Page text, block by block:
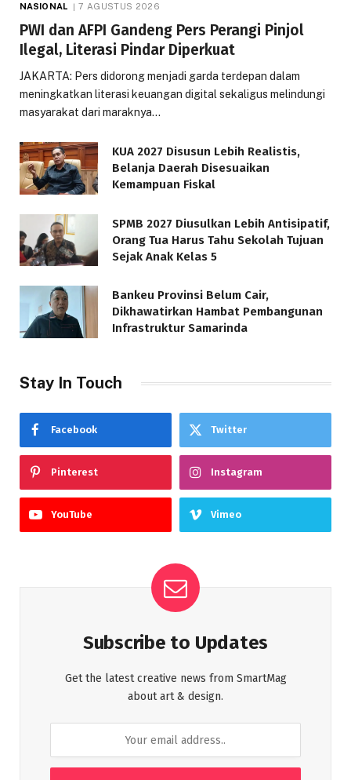
NASIONAL 7 AGUSTUS 2026
PWI dan AFPI Gandeng Pers Perangi Pinjol
Ilegal, Literasi Pindar Diperkuat
JAKARTA: Pers didorong menjadi garda terdepan dalam
meningkatkan literasi keuangan digital sekaligus melindungi
masyarakat dari maraknya…
KUA 2027 Disusun Lebih Realistis,
Belanja Daerah Disesuaikan
Kemampuan Fiskal
SPMB 2027 Diusulkan Lebih Antisipatif,
Orang Tua Harus Tahu Sekolah Tujuan
Sejak Anak Kelas 5
Bankeu Provinsi Belum Cair,
Dikhawatirkan Hambat Pembangunan
Infrastruktur Samarinda
Stay In Touch
Facebook Twitter
Pinterest Instagram
YouTube Vimeo
Subscribe to Updates
Get the latest creative news from SmartMag
about art & design.